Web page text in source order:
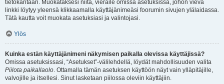
tietokantaan. Muokataksesi niitä, vieraile omissa asetuksissa, johon vievä
linkki löytyy yleensä klikkaamalla käyttäjänimeäsi foorumin sivujen ylälaidassa.
Tätä kautta voit muokata asetuksiasi ja valintojasi.
Ylös
Kuinka estän käyttäjänimeni näkymisen paikalla olevissa käyttäjissä?
Omissa asetuksissasi, “Asetukset”-välilehdellä, löydät mahdollisuuden valita
Piilota paikallaolo. Ottamalla tämän asetuksen käyttöön näyt vain ylläpitäjille,
valvojille ja itsellesi. Sinut lasketaan piilossa oleviin käyttäjiin.